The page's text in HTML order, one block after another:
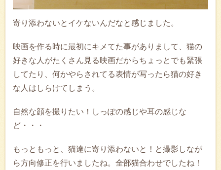
寄り添わないとイケないんだなと感じました。
映画を作る時に最初にキメてた事がありまして、猫の
好きな人がたくさん見る映画だからちょっとでも緊張
してたり、何かやらされてる表情が写ったら猫の好き
な人はしらけてしまう。
自然な顔を撮りたい！しっぽの感じや耳の感じな
ど・・・
もっともっと、猫達に寄り添わないと！と撮影しなが
ら方向修正を行いましたね。全部猫合わせでしたね！